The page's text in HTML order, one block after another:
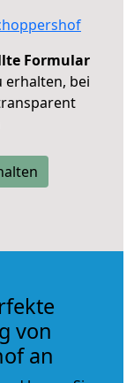
Formular
erhalten, bei
von
an